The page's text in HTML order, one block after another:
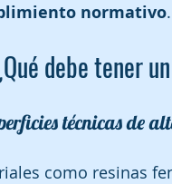
normativo
debe tener
técnicas de
como resinas